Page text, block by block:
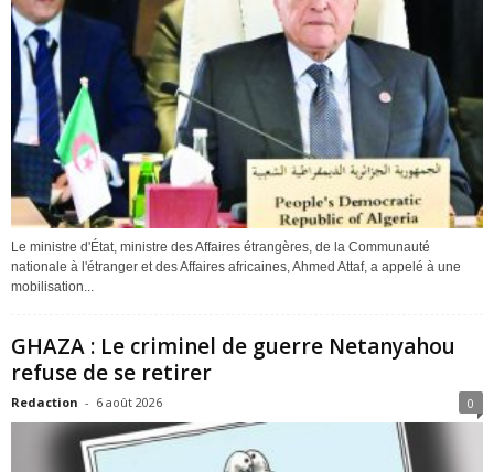
Le ministre d'État, ministre des Affaires étrangères, de la Communauté
nationale à l'étranger et des Affaires africaines, Ahmed Attaf, a appelé à une
mobilisation...
GHAZA : Le criminel de guerre Netanyahou
refuse de se retirer
Redaction - 6 août 2026 0